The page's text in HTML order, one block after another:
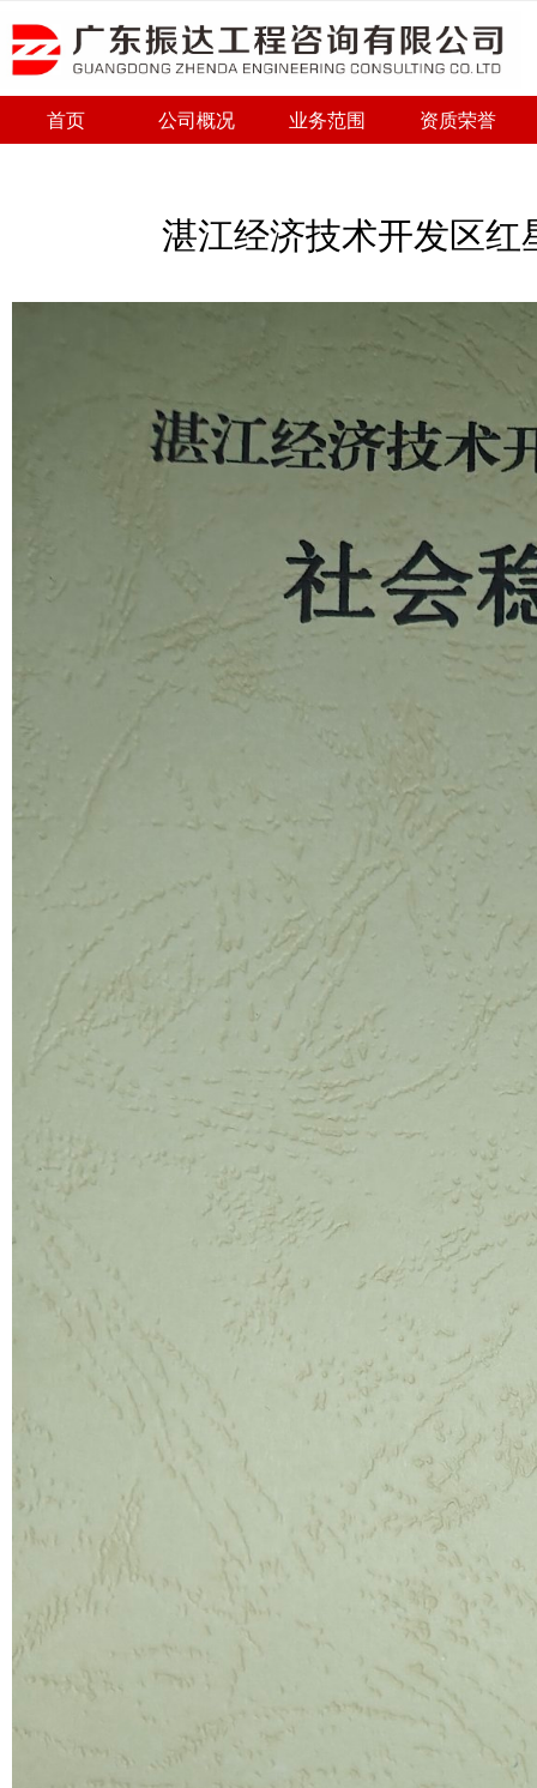
首页 公司概况 业务范围 资质荣誉
湛江经济技术开发区